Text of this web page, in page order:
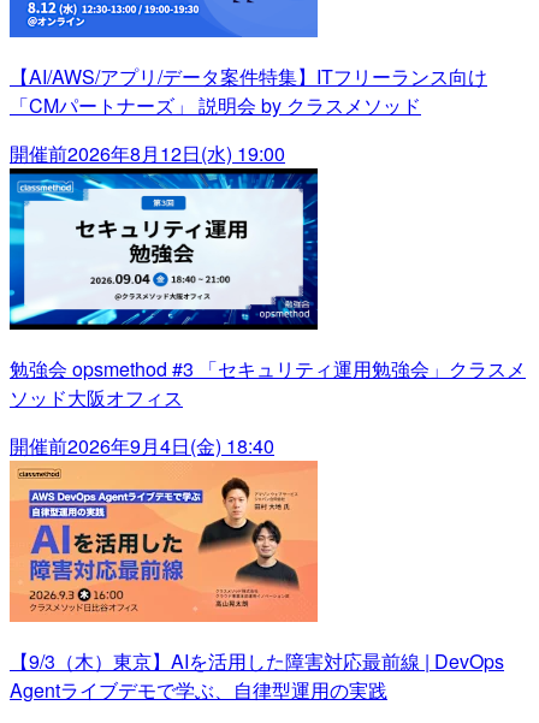
【AI/AWS/アプリ/データ案件特集】ITフリーランス向け
「CMパートナーズ」 説明会 by クラスメソッド
開催前2026年8月12日(水) 19:00
勉強会 opsmethod #3 「セキュリティ運用勉強会」クラスメ
ソッド大阪オフィス
開催前2026年9月4日(金) 18:40
【9/3（木）東京】AIを活用した障害対応最前線 | DevOps
Agentライブデモで学ぶ、自律型運用の実践